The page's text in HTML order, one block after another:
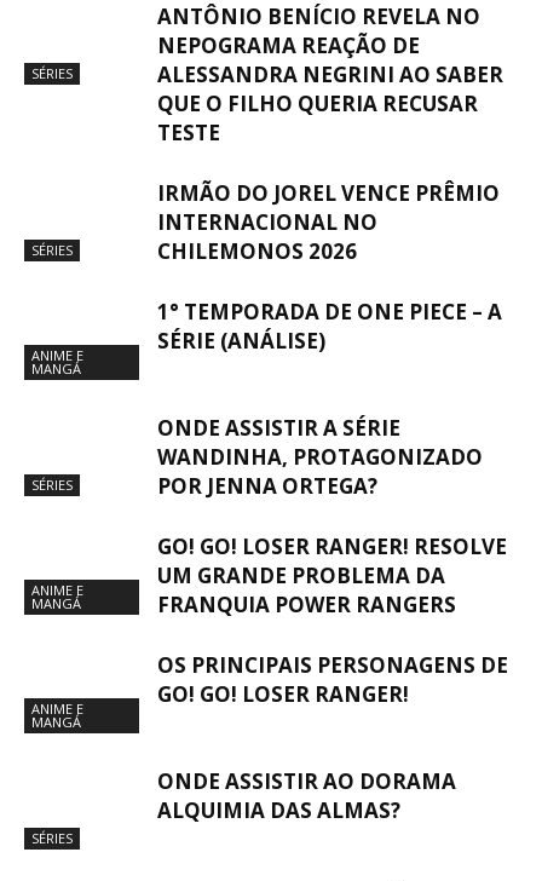
SÉRIES
ANTÔNIO BENÍCIO REVELA NO
NEPOGRAMA REAÇÃO DE
ALESSANDRA NEGRINI AO SABER
QUE O FILHO QUERIA RECUSAR
TESTE
SÉRIES
IRMÃO DO JOREL VENCE PRÊMIO
INTERNACIONAL NO
CHILEMONOS 2026
ANIME E
MANGÁ
1° TEMPORADA DE ONE PIECE – A
SÉRIE (ANÁLISE)
SÉRIES
ONDE ASSISTIR A SÉRIE
WANDINHA, PROTAGONIZADO
POR JENNA ORTEGA?
ANIME E
MANGÁ
GO! GO! LOSER RANGER! RESOLVE
UM GRANDE PROBLEMA DA
FRANQUIA POWER RANGERS
ANIME E
MANGÁ
OS PRINCIPAIS PERSONAGENS DE
GO! GO! LOSER RANGER!
SÉRIES
ONDE ASSISTIR AO DORAMA
ALQUIMIA DAS ALMAS?